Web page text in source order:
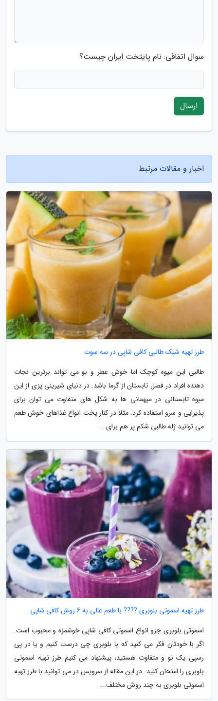
سوال اتفاقی: نام پایتخت ایران چیست؟
ارسال
اخبار و مقالات مرتبط
طرز تهیه شیک طالبی کافی شاپی در سه سوت
طالبی این میوه کوچک اما خوش عطر و بو می تواند برترین نجات
دهنده افراد در فصل تابستان از گرما باشد. در دنیای شیرینی پزی از این
میوه تابستانی در میهمانی ها به شکل های متفاوت می توان برای
پذیرایی و سرو استفاده کرد. مثلا در کنار پخت انواع غذاهای خوش طعم
می توانید ژله طالبی شکم پر هم برای...
طرز تهیه اسموتی بلوبری ???? با طعم عالی به 6 روش کافی شاپی
اسموتی بلوبری جزو انواع اسموتی کافی شاپی خوشمزه و محبوب است.
اگر با خودتان فکر می کنید که با بلوبری چی درست کنیم و یا در پی
رسپی یک نو و متفاوت هستید، پیشنهاد می کنیم طرز تهیه اسموتی
بلوبری را امتحان کنید. در این مقاله از سرویس در می توانید با طرز تهیه
اسموتی بلوبری به چند روش مختلف...